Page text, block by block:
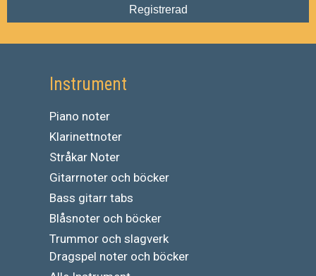
Registrerad
Instrument
Piano noter
Klarinettnoter
Stråkar Noter
Gitarrnoter och böcker
Bass gitarr tabs
Blåsnoter och böcker
Trummor och slagverk
Dragspel noter och böcker